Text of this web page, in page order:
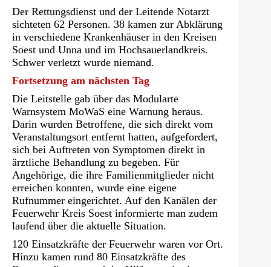
Der Rettungsdienst und der Leitende Notarzt
sichteten 62 Personen. 38 kamen zur Abklärung
in verschiedene Krankenhäuser in den Kreisen
Soest und Unna und im Hochsauerlandkreis.
Schwer verletzt wurde niemand.
Fortsetzung am nächsten Tag
Die Leitstelle gab über das Modularte
Warnsystem MoWaS eine Warnung heraus.
Darin wurden Betroffene, die sich direkt vom
Veranstaltungsort entfernt hatten, aufgefordert,
sich bei Auftreten von Symptomen direkt in
ärztliche Behandlung zu begeben. Für
Angehörige, die ihre Familienmitglieder nicht
erreichen konnten, wurde eine eigene
Rufnummer eingerichtet. Auf den Kanälen der
Feuerwehr Kreis Soest informierte man zudem
laufend über die aktuelle Situation.
120 Einsatzkräfte der Feuerwehr waren vor Ort.
Hinzu kamen rund 80 Einsatzkräfte des